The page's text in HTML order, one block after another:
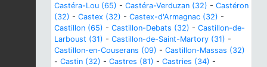
Castéra-Lou (65) - Castéra-Verduzan (32) - Castéron
(32) - Castex (32) - Castex-d'Armagnac (32) -
Castillon (65) - Castillon-Debats (32) - Castillon-de-
Larboust (31) - Castillon-de-Saint-Martory (31) -
Castillon-en-Couserans (09) - Castillon-Massas (32)
- Castin (32) - Castres (81) - Castries (34) -